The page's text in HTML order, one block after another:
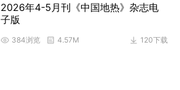
2026年4-5月刊《中国地热》杂志电
子版
120下载
384浏览 4.57M